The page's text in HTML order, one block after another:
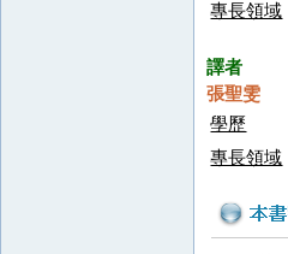
專長領域
譯者
張聖雯
學歷
專長領域